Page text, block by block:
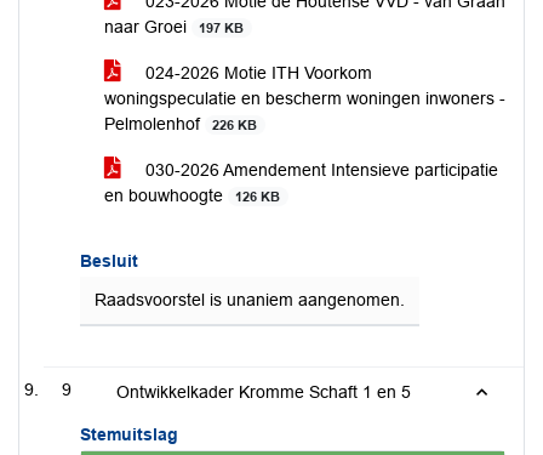
naar Groei
197 KB
024-2026 Motie ITH Voorkom
woningspeculatie en bescherm woningen inwoners -
Pelmolenhof
226 KB
030-2026 Amendement Intensieve participatie
en bouwhoogte
126 KB
Besluit
Raadsvoorstel is unaniem aangenomen.
9 Ontwikkelkader Kromme Schaft 1 en 5
Stemuitslag